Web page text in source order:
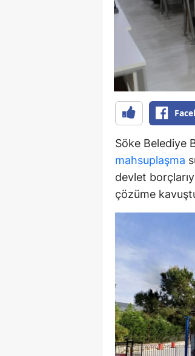
Söke Belediye
mahsuplaşma
devlet
çözüme